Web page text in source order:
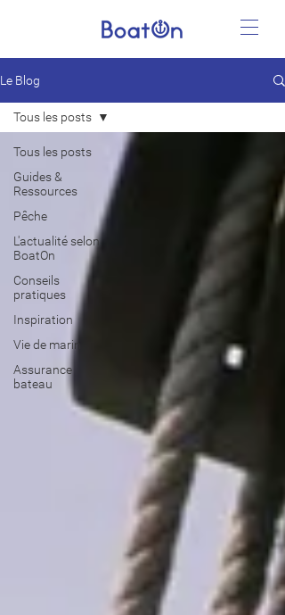
Le Blog
Tous les posts
Guides &
Ressources
Pêche
L'actualité selon
BoatOn
Conseils
pratiques
Inspiration
Vie de marin
Assurance
bateau
Tous les posts